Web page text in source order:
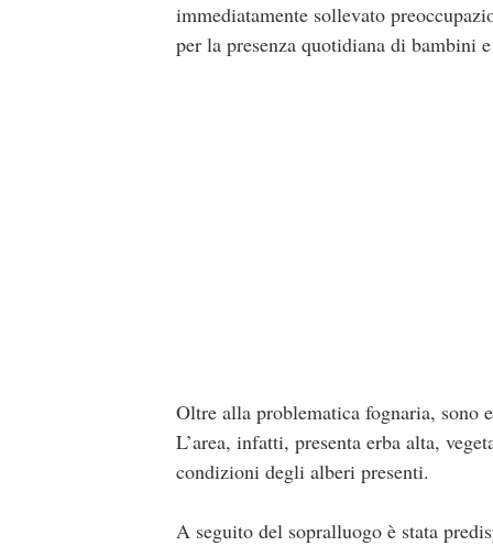
immediatamente sollevato
per la presenza quotidiana di bambini
Oltre alla problematica fognaria, sono
L’area, infatti, presenta erba alta,
condizioni degli alberi presenti.
A seguito del sopralluogo è stata